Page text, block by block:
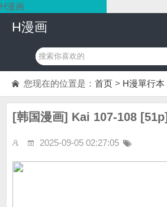
H漫画
H漫画
您现在的位置是： 首页 > H漫單行本
[韩国漫画] Kai 107-108 [51p]
2025-09-05 02:27:05